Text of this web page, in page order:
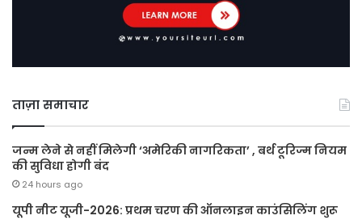
ताज़ा समाचार
जन्म लेने से नहीं मिलेगी ‘अमेरिकी नागरिकता’ , बर्थ टूरिज्म नियम
की सुविधा होगी बंद
24 hours ago
यूपी नीट यूजी-2026: प्रथम चरण की ऑनलाइन काउंसिलिंग शुरू